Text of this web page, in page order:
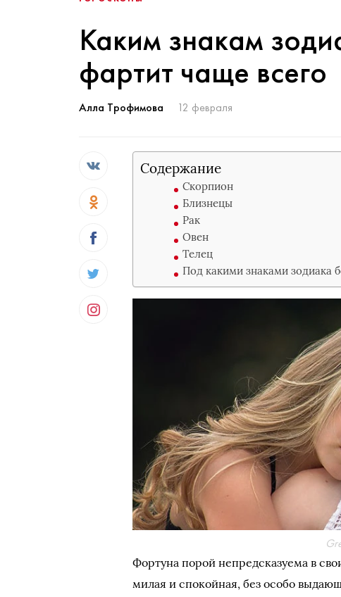
Каким знакам
фартит чаще всего
Алла Трофимова 12 февраля
Содержание
Скорпион
Близнецы
Рак
Овен
Телец
Под какими знаками зодиака
Фортуна порой непредсказуема в
милая и спокойная, без особо